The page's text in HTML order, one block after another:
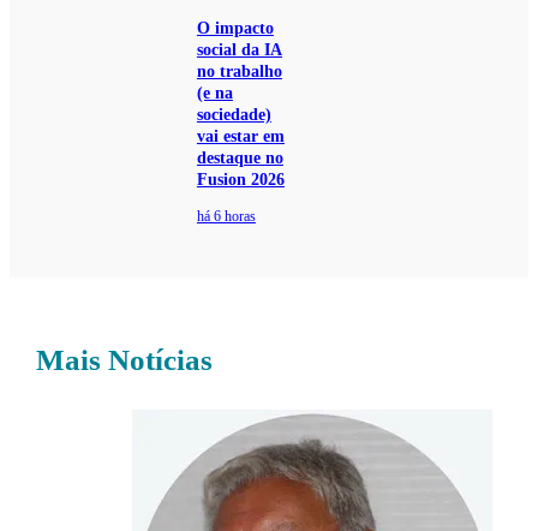
O impacto
social da IA
no trabalho
(e na
sociedade)
vai estar em
destaque no
Fusion 2026
há 6 horas
Mais Notícias